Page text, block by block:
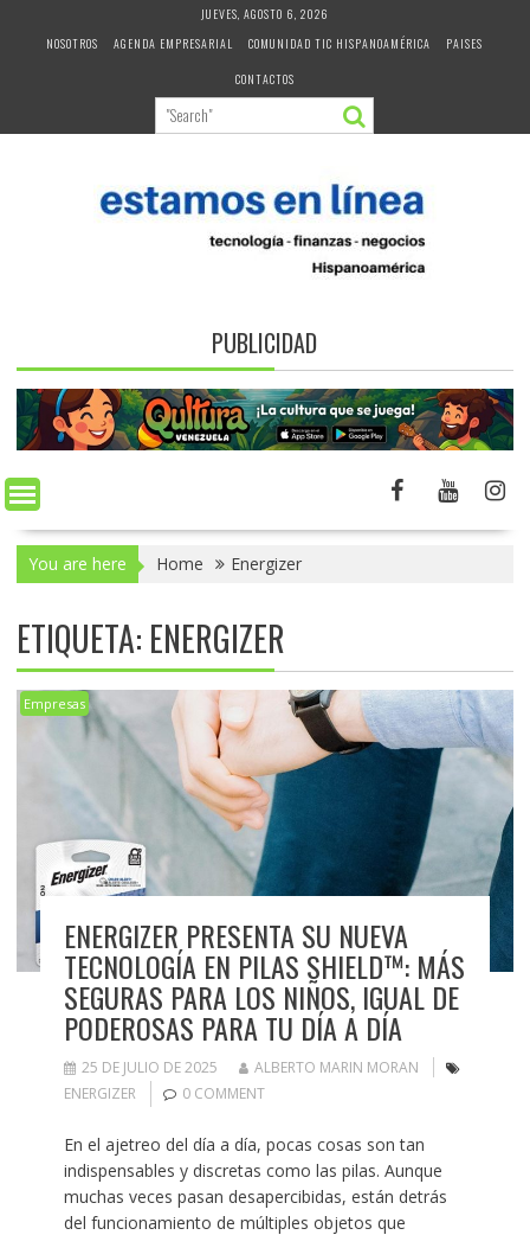
JUEVES, AGOSTO 6, 2026
NOSOTROS
AGENDA EMPRESARIAL COMUNIDAD TIC HISPANOAMÉRICA
PAISES
CONTACTOS
PUBLICIDAD
You are here Home Energizer
ETIQUETA: ENERGIZER
Empresas
ENERGIZER PRESENTA SU NUEVA
TECNOLOGÍA EN PILAS SHIELD™: MÁS
SEGURAS PARA LOS NIÑOS, IGUAL DE
PODEROSAS PARA TU DÍA A DÍA
25 DE JULIO DE 2025
ALBERTO MARIN MORAN
ENERGIZER
0 COMMENT
En el ajetreo del día a día, pocas cosas son tan
indispensables y discretas como las pilas. Aunque
muchas veces pasan desapercibidas, están detrás
del funcionamiento de múltiples objetos que